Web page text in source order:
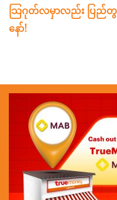
သြဂုတ်လမှာလည်း ပြည်တွ
နော်!